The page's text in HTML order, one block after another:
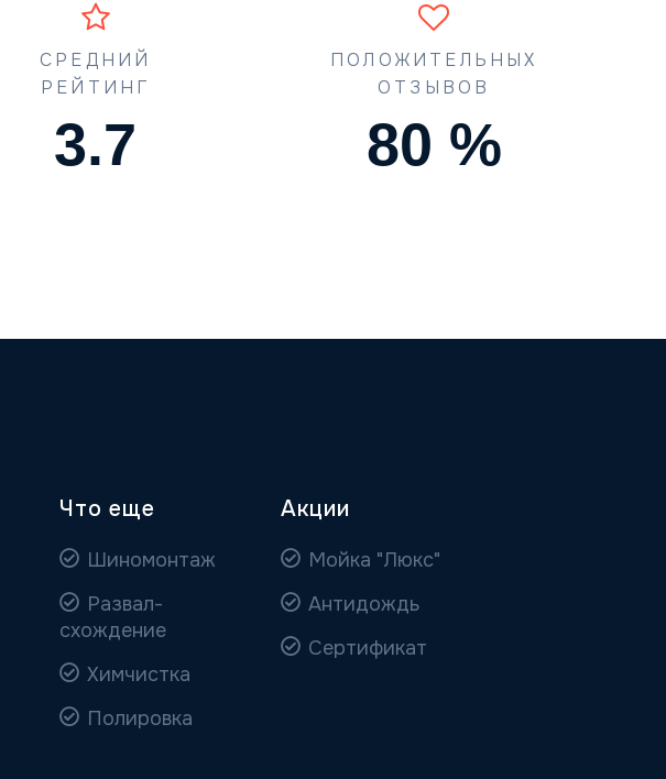
СРЕДНИЙ
РЕЙТИНГ
4.5
ПОЛОЖИТЕЛЬНЫХ
ОТЗЫВОВ
90 %
Что еще
Шиномонтаж
Развал-
схождение
Химчистка
Полировка
Акции
Мойка "Люкс"
Антидождь
Сертификат